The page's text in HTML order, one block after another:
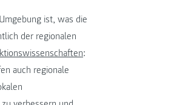
ist, was die
der regionalen
:
auch regionale